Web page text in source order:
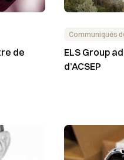
de
Communiqués
ELS Group
d’ACSEP